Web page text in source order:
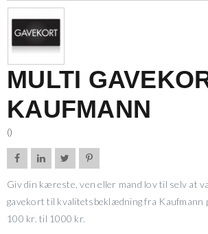
MULTI
KAUFMANN
()
   
Giv din kæreste, ven eller mand lov til selv at
gavekort til kvalitetsbeklædning fra Kaufmann
100 kr. til 1000 kr.